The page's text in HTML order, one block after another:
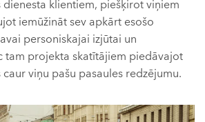
klientiem, piešķirot viņiem
iemūžināt sev apkārt esošo
personiskajai izjūtai un
tam projekta skatītājiem piedāvajot
viņu pašu pasaules redzējumu.